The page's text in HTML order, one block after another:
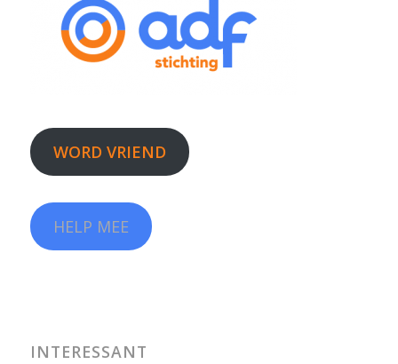
WORD VRIEND
HELP MEE
INTERESSANT